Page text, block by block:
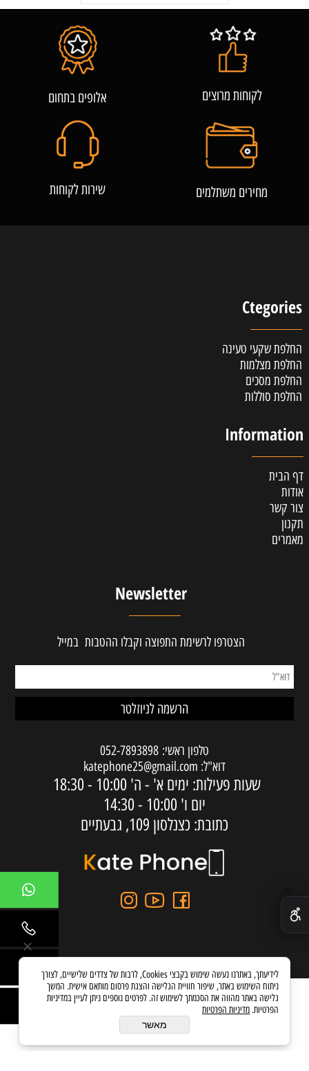
לקוחות מרוצים אלופים בתחום
מחירים משתלמים שירות לקוחות
Ctegories
החלפת שקעי טעינה
החלפת מצלמות
החלפת מסכים
החלפת סוללות
Information
דף הבית
אודות
צור קשר
תקנון
מאמרים
Newsletter
הצטרפו לרשימת התפוצה וקבלו ההטבות במייל
טלפון ראשי: 052-7893898
דוא"ל: katephone25@gmail.com
שעות פעילות: ימים א' - ה' 10:00 - 18:30
יום ו' 10:00 - 14:30
כתובת: כצנלסון 109, גבעתיים
בניית אתרים
לידיעתך, באתרנו נעשה שימוש בקבצי Cookies, לרבות של צדדים שלישיים, לצורך
ניתוח השימוש באתר, שיפור חוויית הגלישה והצגת פרסום מותאם אישית. המשך
גלישה באתר מהווה את הסכמתך לשימוש זה. לפרטים נוספים ניתן לעיין במדיניות
הפרטיות. מדיניות הפרטיות
מאשר